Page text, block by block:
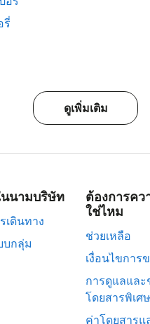
รี่
ดูเพิ่มเติม
นนามบริษัท
เดินทาง
บกลุ่ม
ต้องการคว
ใช่ไหม
ช่วยเหลือ
เงื่อนไขการ
การดูแลและ
โดยสารพิเศ
ค่าโดยสารแ